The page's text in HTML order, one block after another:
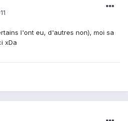
l'ont eu, d'autres non), moi sa
xDa